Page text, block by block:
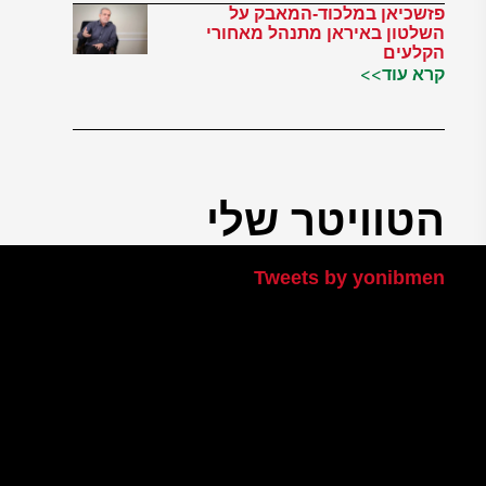
פזשכיאן במלכוד-המאבק על
השלטון באיראן מתנהל מאחורי
הקלעים
קרא עוד>>
הטוויטר שלי
Tweets by yonibmen